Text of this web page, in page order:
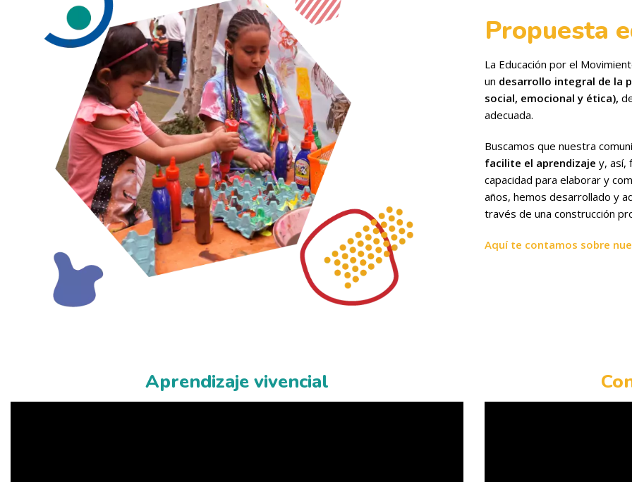
Propuesta
La Educación por el
un desarrollo integral de la
social, emocional y ética),
adecuada.
Buscamos que nuestra
facilite el aprendizaje y, así,
capacidad para elaborar y
años, hemos desarrollado y
través de una construcción
Aquí te contamos sobre
Aprendizaje vivencial